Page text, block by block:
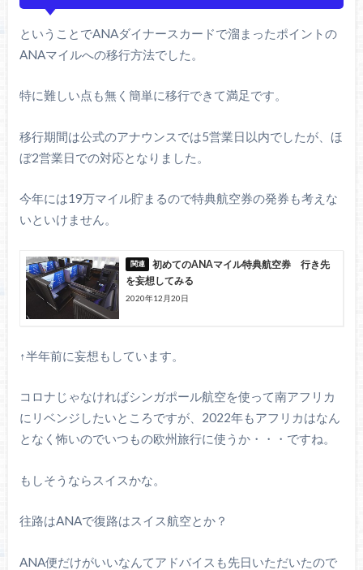
ということでANAダイナースカードで溜まったポイントの
ANAマイルへの移行方法でした。
特に難しい点も無く簡単に移行できて満足です。
移行期間は公式のアナウンスでは5営業日以内でしたが、ほ
ぼ2営業日での対応となりました。
今年には19万マイル貯まるので特典航空券の発券も考えな
いといけません。
初めてのANAマイル特典航空券 行き先
を妄想してみる
2020年12月20日
↑半年前に妄想もしています。
コロナじゃなければシンガポール航空を使って南アフリカ
にリベンジしたいところですが、2022年もアフリカはなん
となく怖いのでいつもの欧州旅行に使うか・・・ですね。
もしそうならスイスかな。
往路はANAで復路はスイス航空とか？
ANA便だけがいいなんてアドバイスも先日いただいたので